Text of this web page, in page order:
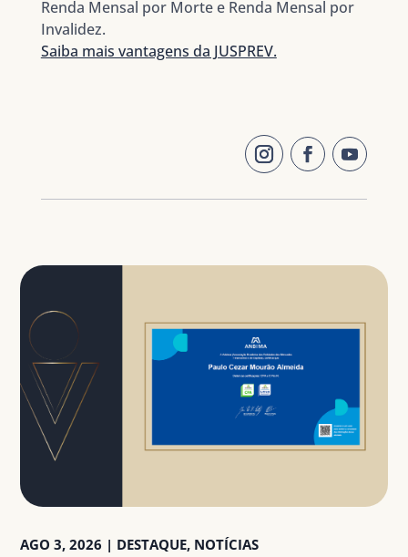
Renda Mensal por Morte e Renda Mensal por
Invalidez.
Saiba mais vantagens da JUSPREV.
AGO 3, 2026 | DESTAQUE, NOTÍCIAS